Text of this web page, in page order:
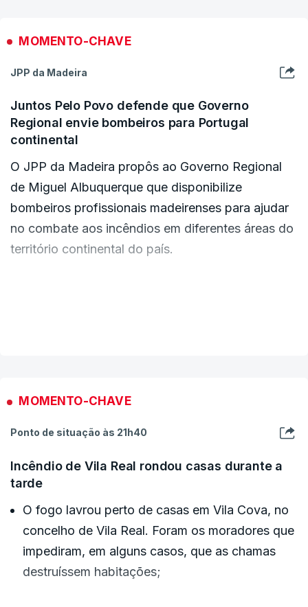
Habitantes na região, ouvidos em Gontães,
manifestaram estranheza com as ignições
noturnas.
MOMENTO-CHAVE
JPP da Madeira
Juntos Pelo Povo defende que Governo
Regional envie bombeiros para Portugal
continental
O JPP da Madeira propôs ao Governo Regional
de Miguel Albuquerque que disponibilize
bombeiros profissionais madeirenses para ajudar
no combate aos incêndios em diferentes áreas do
território continental do país.
comunicado.
O JPP justifica a sua proposta com "a gravidade
com tendência para um suposto agravamento
onde milhares de operacionais combatem
diariamente múltiplas frentes ativas".
MOMENTO-CHAVE
Ponto de situação às 21h40
Incêndio de Vila Real rondou casas durante a
tarde
O fogo lavrou perto de casas em Vila Cova, no
concelho de Vila Real. Foram os moradores que
impediram, em alguns casos, que as chamas
destruíssem habitações;